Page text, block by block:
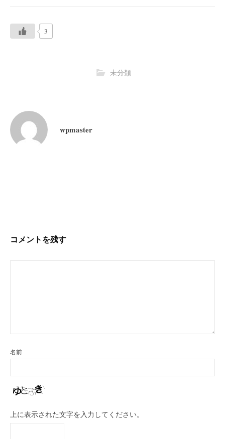
3
未分類
wpmaster
ゲ
ー
コメントを残す
名前
上に表示された文字を入力してください。